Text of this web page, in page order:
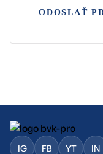
ODOSLAŤ
IG FB YT IN